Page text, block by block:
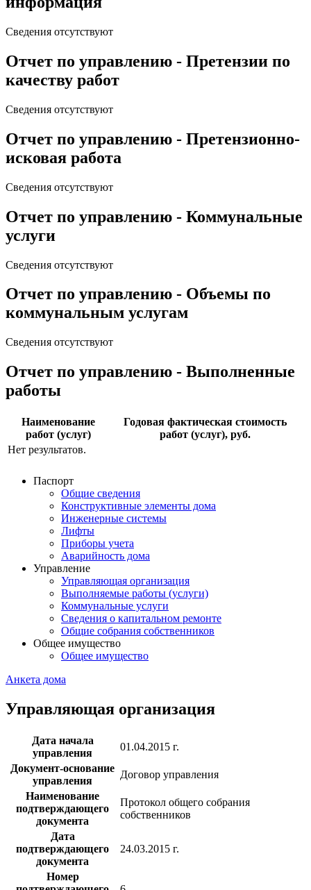
Сведения отсутствуют
Отчет по управлению - Претензии по
качеству работ
Сведения отсутствуют
Отчет по управлению - Претензионно-
исковая работа
Сведения отсутствуют
Отчет по управлению - Коммунальные
услуги
Сведения отсутствуют
Отчет по управлению - Объемы по
коммунальным услугам
Сведения отсутствуют
Отчет по управлению - Выполненные
работы
Наименование
работ (услуг)
Годовая фактическая стоимость
работ (услуг), руб.
Нет результатов.
Паспорт
Общие сведения
Конструктивные элементы дома
Инженерные системы
Лифты
Приборы учета
Аварийность дома
Управление
Управляющая организация
Выполняемые работы (услуги)
Коммунальные услуги
Сведения о капитальном ремонте
Общие собрания собственников
Общее имущество
Общее имущество
Анкета дома
Управляющая организация
Дата начала
управления
01.04.2015 г.
Документ-основание
управления
Договор управления
Наименование
подтверждающего
документа
Протокол общего собрания
собственников
Дата
подтверждающего
документа
24.03.2015 г.
Номер